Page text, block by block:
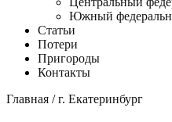
Южный
Статьи
Потери
Пригороды
Контакты
Главная /г. Екатеринбург